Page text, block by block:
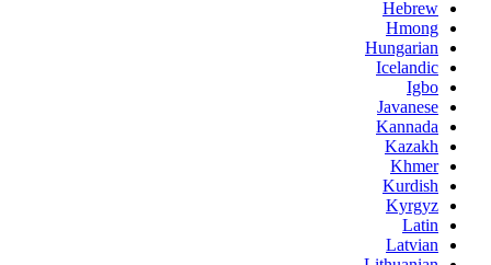
Hebrew
Hmong
Hungarian
Icelandic
Igbo
Javanese
Kannada
Kazakh
Khmer
Kurdish
Kyrgyz
Latin
Latvian